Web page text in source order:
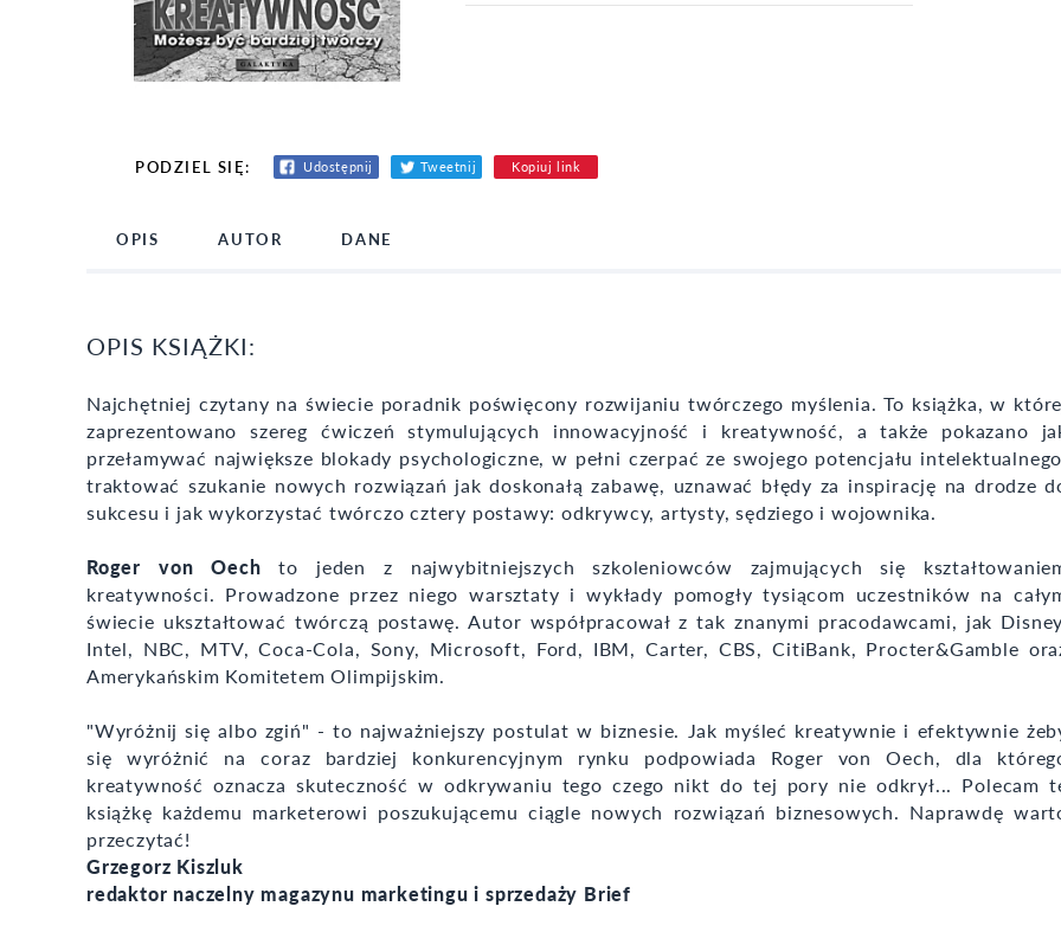
PODZIEL SIĘ: Udostępnij Tweetnij Kopiuj link
OPIS AUTOR DANE
OPIS KSIĄŻKI:
Najchętniej czytany na świecie poradnik poświęcony rozwijaniu twórczego myślenia. To książka, w
zaprezentowano szereg ćwiczeń stymulujących innowacyjność i kreatywność, a także pokazano
przełamywać największe blokady psychologiczne, w pełni czerpać ze swojego potencjału
traktować szukanie nowych rozwiązań jak doskonałą zabawę, uznawać błędy za inspirację na drodze
sukcesu i jak wykorzystać twórczo cztery postawy: odkrywcy, artysty, sędziego i wojownika.
Roger von Oech to jeden z najwybitniejszych szkoleniowców zajmujących się
kreatywności. Prowadzone przez niego warsztaty i wykłady pomogły tysiącom uczestników na
świecie ukształtować twórczą postawę. Autor współpracował z tak znanymi pracodawcami, jak
Intel, NBC, MTV, Coca-Cola, Sony, Microsoft, Ford, IBM, Carter, CBS, CitiBank, Procter&Gamble
Amerykańskim Komitetem Olimpijskim.
"Wyróżnij się albo zgiń" - to najważniejszy postulat w biznesie. Jak myśleć kreatywnie i efektywnie
się wyróżnić na coraz bardziej konkurencyjnym rynku podpowiada Roger von Oech, dla
kreatywność oznacza skuteczność w odkrywaniu tego czego nikt do tej pory nie odkrył... Polecam
książkę każdemu marketerowi poszukującemu ciągle nowych rozwiązań biznesowych. Naprawdę
przeczytać!
Grzegorz Kiszluk
redaktor naczelny magazynu marketingu i sprzedaży Brief